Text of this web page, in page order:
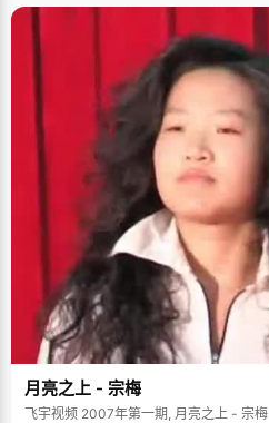
月亮之上 - 宗梅
飞宇视频 2007年第一期, 月亮之上 - 宗梅